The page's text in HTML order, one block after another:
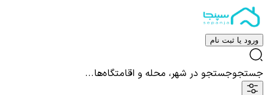
ورود یا ثبت نام
جستجوجستجو در شهر، محله و اقامتگاه‌ها...